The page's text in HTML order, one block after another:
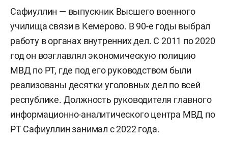
Сафиуллин — выпускник Высшего военного
училища связи в Кемерово. В 90-е годы выбрал
работу в органах внутренних дел. С 2011 по 2020
год он возглавлял экономическую полицию
МВД по РТ, где под его руководством были
реализованы десятки уголовных дел по всей
республике. Должность руководителя главного
информационно-аналитического центра МВД по
РТ Сафиуллин занимал с 2022 года.